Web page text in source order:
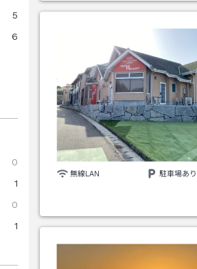
5
6
0
1
0
1
無線LAN 駐車場あり